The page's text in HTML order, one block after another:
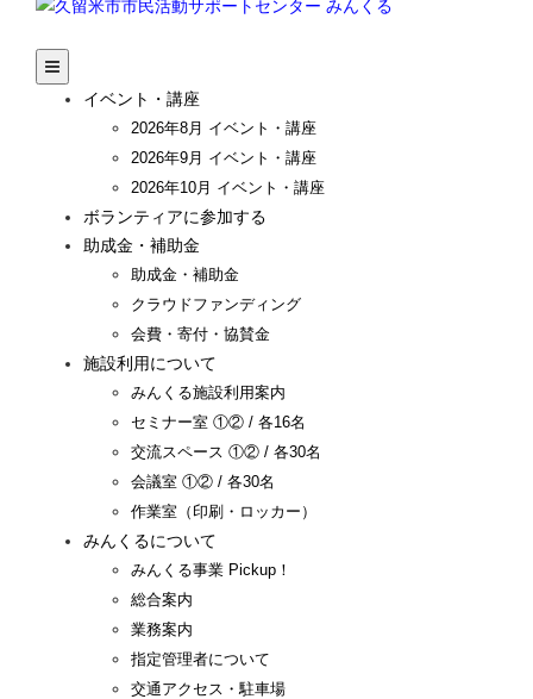
イベント・講座
2026年8月 イベント・講座
2026年9月 イベント・講座
2026年10月 イベント・講座
ボランティアに参加する
助成金・補助金
助成金・補助金
クラウドファンディング
会費・寄付・協賛金
施設利用について
みんくる施設利用案内
セミナー室 ①② / 各16名
交流スペース ①② / 各30名
会議室 ①② / 各30名
作業室（印刷・ロッカー）
みんくるについて
みんくる事業 Pickup！
総合案内
業務案内
指定管理者について
交通アクセス・駐車場